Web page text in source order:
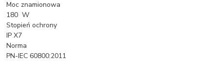
Moc znamionowa
180 W
Stopień ochrony
IP X7
Norma
PN-IEC 60800:2011